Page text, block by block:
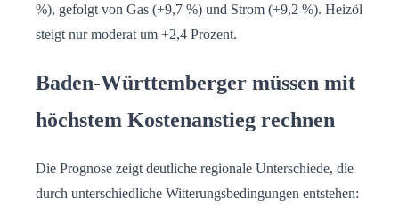
%), gefolgt von Gas (+9,7 %) und Strom (+9,2 %). Heizöl
steigt nur moderat um +2,4 Prozent.
Baden-Württemberger müssen mit
höchstem Kostenanstieg rechnen
Die Prognose zeigt deutliche regionale Unterschiede, die
durch unterschiedliche Witterungsbedingungen entstehen: